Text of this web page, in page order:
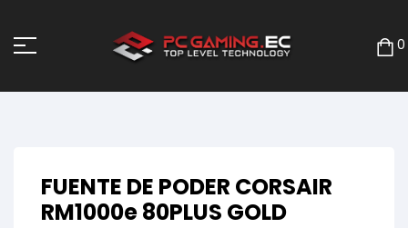
0
FUENTE DE PODER CORSAIR
RM1000e 80PLUS GOLD